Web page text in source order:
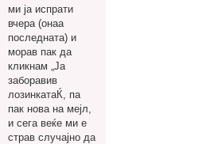
ми ја испрати
вчера (онаа
последната) и
морав пак да
кликнам „Ја
заборавив
лозинкатаЌ, па
пак нова на мејл,
и сега веќе ми е
страв случајно да